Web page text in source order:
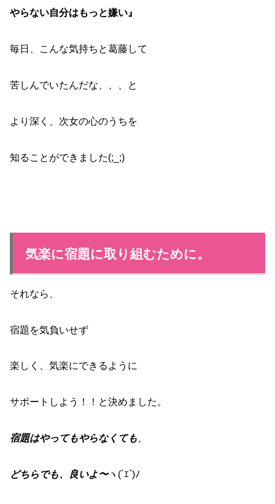
やらない自分はもっと嫌い』
毎日、こんな気持ちと葛藤して
苦しんでいたんだな、、、と
より深く、次女の心のうちを
知ることができました(;_;)
気楽に宿題に取り組むために。
それなら、
宿題を気負いせず
楽しく、気楽にできるように
サポートしよう！！と決めました。
宿題はやってもやらなくても、
どちらでも、良いよ〜ヽ(´ｴ`)ﾉ